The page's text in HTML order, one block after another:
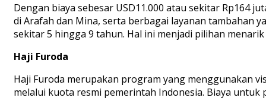
Dengan biaya sebesar USD11.000 atau sekitar Rp164
di Arafah dan Mina, serta berbagai layanan tambahan
sekitar5 hingga 9 tahun. Hal ini menjadi pilihan menarik
Haji Furoda
Haji Furoda merupakan program yang menggunakan
melalui kuota resmi pemerintah Indonesia. Biaya untuk